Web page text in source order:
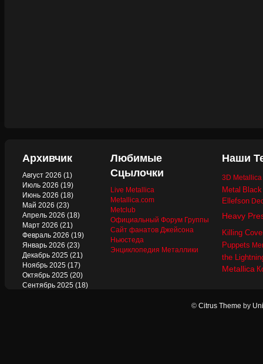
Архивчик
Август 2026 (1)
Июль 2026 (19)
Июнь 2026 (18)
Май 2026 (23)
Апрель 2026 (18)
Март 2026 (21)
Февраль 2026 (19)
Январь 2026 (23)
Декабрь 2025 (21)
Ноябрь 2025 (17)
Октябрь 2025 (20)
Сентябрь 2025 (18)
Любимые
Сцылочки
Live Metallica
Metallica.com
Metclub
Официальный Форум Группы
Сайт фанатов Джейсона
Ньюстеда
Энциклопедия Металлики
Наши
3D
Metal
Ellefson
Heavy
Killing
Puppets
the
Metallica
© Citrus Theme by